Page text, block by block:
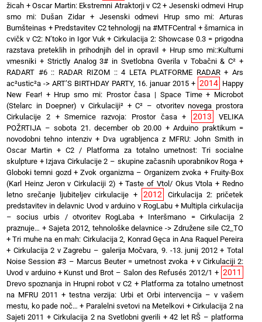
žicah +Oscar Martin: Ekstremni Atraktorji v C2+ Jesenski odmevi Hrup
smo mi: Dušan Zidar+ Jesenski odmevi Hrup smo mi: Arturas
Bumšteinas + Predstavitev C2 tehnologij na #MTFCentral +šmarnica in
cvičk v C2: N’toko in Igor Vuk +Cirkulacija 2: Showcase 0.3 = prigodna
razstava preteklih in prihodnjih del in opravil + Hrup smo mi::Kulturni
vmesniki + Strictly Analog 3# in Svetlobna Gverila v Tobačni & C² +
RADART #6 :: RADAR RIZOM :: 4 LETA PLATFORME RADAR+Ars
ac²ustic²a -> ART’S BIRTHDAY PARTY, 16. januar 2015 + 2014 Happy
New Fear!+ Hrup smo mi: Prostor časa | Space Time+ Microbot
(Stelarc in Doepner) v Cirkulaciji²+C² – otvoritev novega prostora
Cirkulacije 2+Smernice razvoja: Prostor časa+ 2013
VELIKA
POŽRTIJA – sobota 21. december ob 20.00 + Arduino praktikum =
novodobni tehno intenziv+ Dva ugrabljenca z MFRU: John Smith in
Oscar Martin + C2 / Platforma za totalno umetnost: Tri socialne
skulpture + Izjava Cirkulacije 2 – skupine začasnih uporabnikov Roga +
Globoki temni gozd +Zvok organizma – Organizem zvoka + Fruity-Box
(Karl Heinz Jeron v Cirkulaciji 2) +Taste of Vtol/ Okus Vtola + Redno
letno srečanje ljubiteljev cirkulacije + 2012
Cirkulacija 2: pričetek
predstavitev in delavnic Uvod v arduino v RogLabu+ Multipla cirkulacija
– socius urbis / otvoritev RogLaba + Interšmano = Cirkulacija 2
praznuje… + Sajeta 2012, tehnološke delavnice -> Združene sile C2_TO
+Tri muhe na en mah: Cirkulacija 2, Konrad Gęca in Ana Raquel Pereira
+ Cirkulacija 2 v Zagrebu – galerija Močvara, 9. -13. junij 2012+Total
Noise Session #3 – Marcus Beuter = umetnost zvoka + v Cirkulaciji 2:
Uvod v arduino+ Kunst und Brot – Salon des Refusés 2012/1 + 2011
Drevo spoznanja in Hrupni robot v C2 + Platforma za totalno umetnost
na MFRU 2011 +testna verzija: Urbi et Orbi intervencija – v vašem
mestu, ko pade noč… + Paralelni svetovi na Metelkovi + Cirkulacija 2 na
Sajeti 2011 +Cirkulacija 2 na Svetlobni gverili +42 let RŠ – platforma